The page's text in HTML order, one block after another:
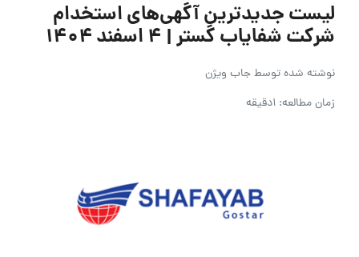
لیست جدیدترین آگهی‌های استخدام
شرکت شفایاب گستر | 4 اسفند ۱۴۰۴
نوشته شده توسطجاب ویژن
زمان مطالعه: 1دقیقه